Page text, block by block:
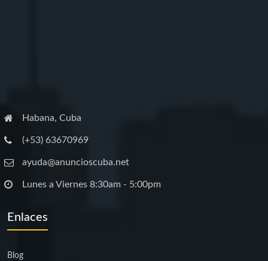
Habana, Cuba
(+53) 63670969
ayuda@anuncioscuba.net
Lunes a Viernes 8:30am - 5:00pm
Enlaces
Blog